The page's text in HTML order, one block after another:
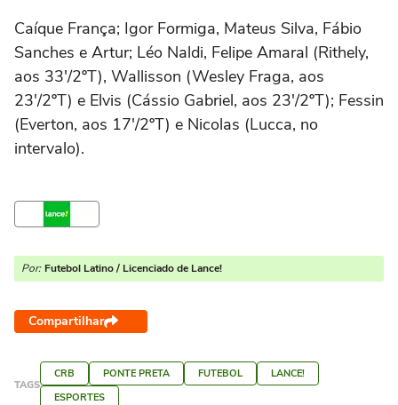
Caíque França; Igor Formiga, Mateus Silva, Fábio
Sanches e Artur; Léo Naldi, Felipe Amaral (Rithely,
aos 33'/2ºT), Wallisson (Wesley Fraga, aos
23'/2ºT) e Elvis (Cássio Gabriel, aos 23'/2ºT); Fessin
(Everton, aos 17'/2ºT) e Nicolas (Lucca, no
intervalo).
Por: Futebol Latino / Licenciado de Lance!
Compartilhar
TAGS
CRB PONTE PRETA FUTEBOL
LANCE!
ESPORTES